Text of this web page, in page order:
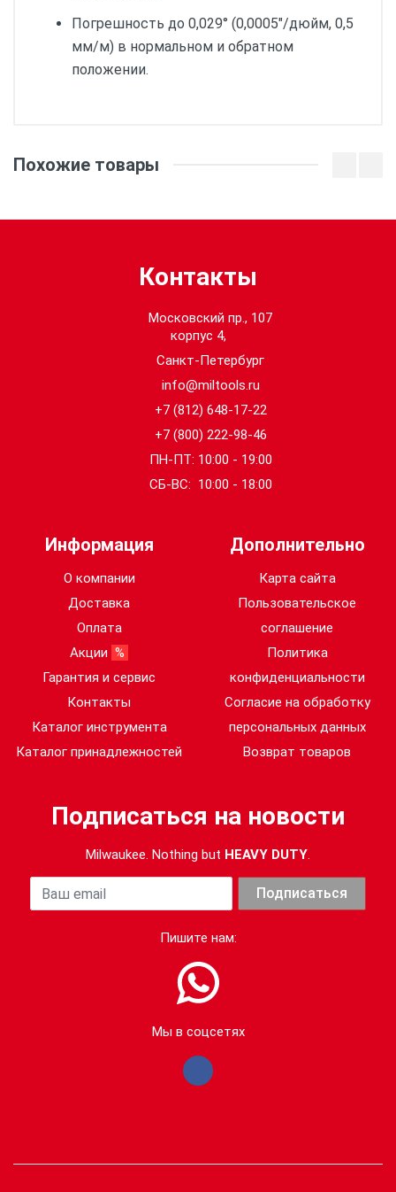
Погрешность до 0,029° (0,0005″/дюйм, 0,5
мм/м) в нормальном и обратном
положении.
Похожие товары
Контакты
Московский пр., 107
корпус 4,
Санкт-Петербург
info@miltools.ru
+7 (812) 648-17-22
+7 (800) 222-98-46
ПН-ПТ: 10:00 - 19:00
СБ-ВС: 10:00 - 18:00
Информация
О компании
Доставка
Оплата
Акции %
Гарантия и сервис
Контакты
Каталог инструмента
Каталог принадлежностей
Дополнительно
Карта сайта
Пользовательское
соглашение
Политика
конфиденциальности
Согласие на обработку
персональных данных
Возврат товаров
Подписаться на новости
Milwaukee. Nothing but HEAVY DUTY.
Ваша почта Подписаться
Пишите нам:
Мы в соцсетях